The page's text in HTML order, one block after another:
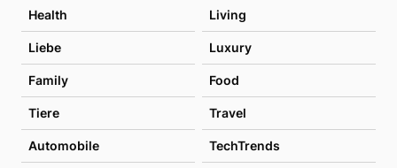
Health Living
Liebe Luxury
Family Food
Tiere Travel
Automobile TechTrends